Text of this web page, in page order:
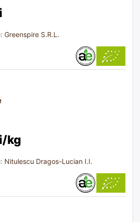
Greenspire S.R.L.
kg
Nitulescu Dragos-Lucian I.I.